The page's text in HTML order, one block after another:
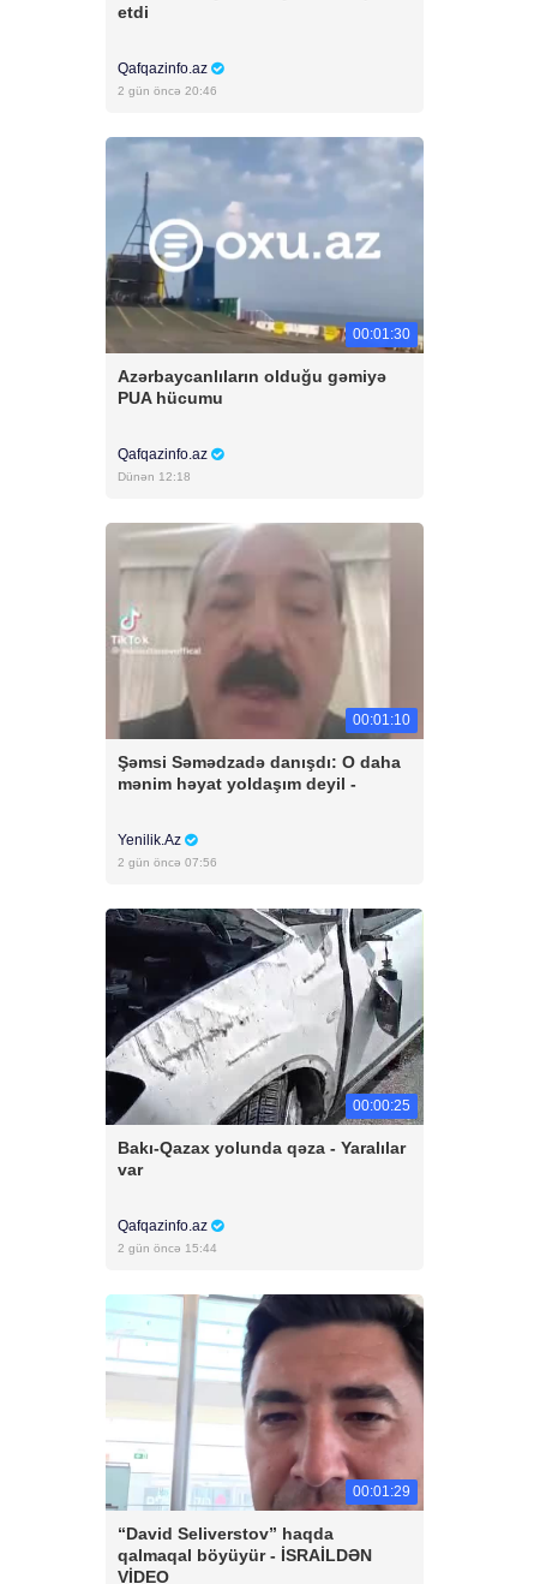
etdi
Qafqazinfo.az
2 gün öncə 20:46
00:01:30
Azərbaycanlıların olduğu gəmiyə
PUA hücumu
Qafqazinfo.az
Dünən 12:18
00:01:10
Şəmsi Səmədzadə danışdı: O daha
mənim həyat yoldaşım deyil -
Yenilik.Az
2 gün öncə 07:56
00:00:25
Bakı-Qazax yolunda qəza - Yaralılar
var
Qafqazinfo.az
2 gün öncə 15:44
00:01:29
“David Seliverstov” haqda
qalmaqal böyüyür - İSRAİLDƏN
VİDEO